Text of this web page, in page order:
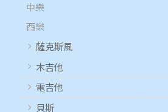
中樂
西樂
薩克斯風
木吉他
電吉他
貝斯